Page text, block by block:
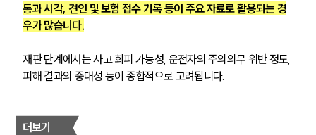
통과 시각, 견인 및 보험 접수 기록 등이 주요 자료로 활용되는 경
우가 많습니다.
재판 단계에서는 사고 회피 가능성, 운전자의 주의의무 위반 정도,
피해 결과의 중대성 등이 종합적으로 고려됩니다.
더보기